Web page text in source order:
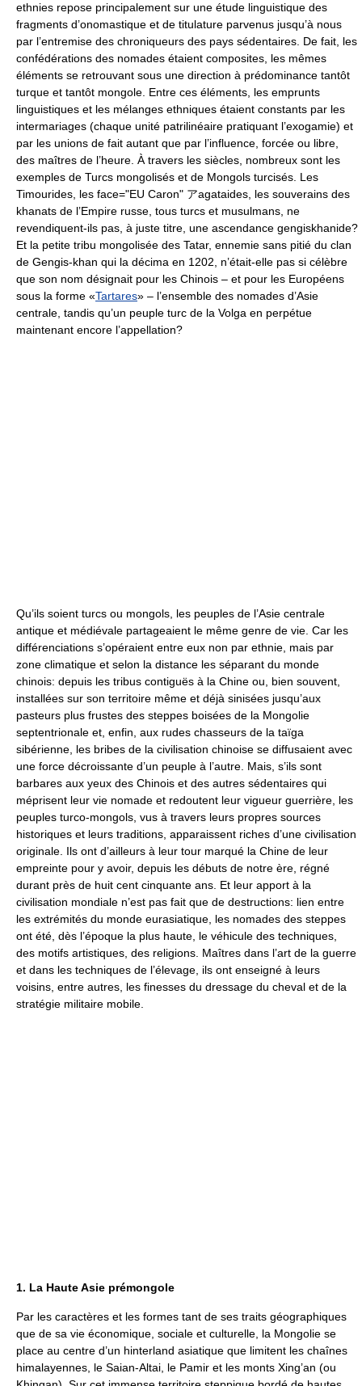
ethnies repose principalement sur une étude linguistique des
fragments d’onomastique et de titulature parvenus jusqu’à nous
par l’entremise des chroniqueurs des pays sédentaires. De fait, les
confédérations des nomades étaient composites, les mêmes
éléments se retrouvant sous une direction à prédominance tantôt
turque et tantôt mongole. Entre ces éléments, les emprunts
linguistiques et les mélanges ethniques étaient constants par les
intermariages (chaque unité patrilinéaire pratiquant l’exogamie) et
par les unions de fait autant que par l’influence, forcée ou libre,
des maîtres de l’heure. À travers les siècles, nombreux sont les
exemples de Turcs mongolisés et de Mongols turcisés. Les
Timourides, les face="EU Caron" アagataides, les souverains des
khanats de l’Empire russe, tous turcs et musulmans, ne
revendiquent-ils pas, à juste titre, une ascendance gengiskhanide?
Et la petite tribu mongolisée des Tatar, ennemie sans pitié du clan
de Gengis-khan qui la décima en 1202, n’était-elle pas si célèbre
que son nom désignait pour les Chinois – et pour les Européens
sous la forme «Tartares» – l’ensemble des nomades d’Asie
centrale, tandis qu’un peuple turc de la Volga en perpétue
maintenant encore l’appellation?
Qu’ils soient turcs ou mongols, les peuples de l’Asie centrale
antique et médiévale partageaient le même genre de vie. Car les
différenciations s’opéraient entre eux non par ethnie, mais par
zone climatique et selon la distance les séparant du monde
chinois: depuis les tribus contiguës à la Chine ou, bien souvent,
installées sur son territoire même et déjà sinisées jusqu’aux
pasteurs plus frustes des steppes boisées de la Mongolie
septentrionale et, enfin, aux rudes chasseurs de la taïga
sibérienne, les bribes de la civilisation chinoise se diffusaient avec
une force décroissante d’un peuple à l’autre. Mais, s’ils sont
barbares aux yeux des Chinois et des autres sédentaires qui
méprisent leur vie nomade et redoutent leur vigueur guerrière, les
peuples turco-mongols, vus à travers leurs propres sources
historiques et leurs traditions, apparaissent riches d’une civilisation
originale. Ils ont d’ailleurs à leur tour marqué la Chine de leur
empreinte pour y avoir, depuis les débuts de notre ère, régné
durant près de huit cent cinquante ans. Et leur apport à la
civilisation mondiale n’est pas fait que de destructions: lien entre
les extrémités du monde eurasiatique, les nomades des steppes
ont été, dès l’époque la plus haute, le véhicule des techniques,
des motifs artistiques, des religions. Maîtres dans l’art de la guerre
et dans les techniques de l’élevage, ils ont enseigné à leurs
voisins, entre autres, les finesses du dressage du cheval et de la
stratégie militaire mobile.
1. La Haute Asie prémongole
Par les caractères et les formes tant de ses traits géographiques
que de sa vie économique, sociale et culturelle, la Mongolie se
place au centre d’un hinterland asiatique que limitent les chaînes
himalayennes, le Saian-Altai, le Pamir et les monts Xing’an (ou